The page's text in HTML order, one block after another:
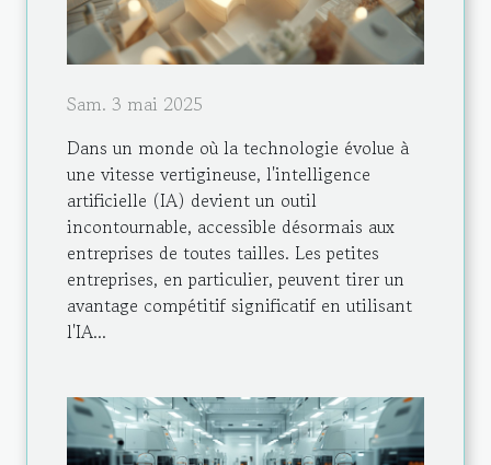
Sam. 3 mai 2025
Dans un monde où la technologie évolue à
une vitesse vertigineuse, l'intelligence
artificielle (IA) devient un outil
incontournable, accessible désormais aux
entreprises de toutes tailles. Les petites
entreprises, en particulier, peuvent tirer un
avantage compétitif significatif en utilisant
l'IA...